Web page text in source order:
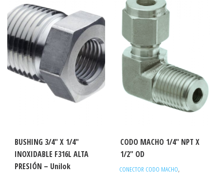
BUSHING 3/4″ X 1/4″
INOXIDABLE F316L ALTA
PRESIÓN – Unilok
CODO MACHO 1/4″ NPT X
1/2″ OD
CONECTOR CODO MACHO,